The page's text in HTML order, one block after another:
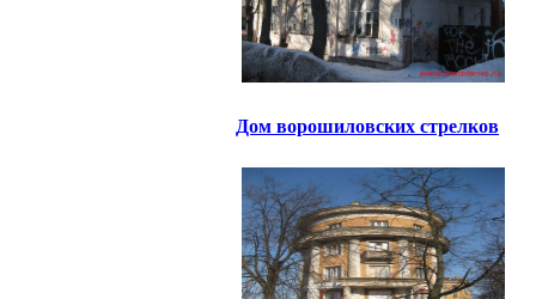
Дом ворошиловских стрелков